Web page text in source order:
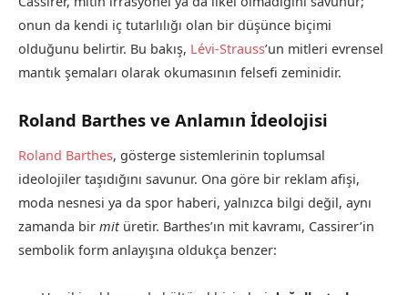
onun da kendi iç tutarlılığı olan bir düşünce biçimi
olduğunu belirtir. Bu bakış, Lévi-Strauss’un mitleri evrensel
mantık şemaları olarak okumasının felsefi zeminidir.
Roland Barthes ve Anlamın İdeolojisi
Roland Barthes, gösterge sistemlerinin toplumsal
ideolojiler taşıdığını savunur. Ona göre bir reklam afişi,
moda nesnesi ya da spor haberi, yalnızca bilgi değil, aynı
zamanda bir mitüretir. Barthes’ın mit kavramı, Cassirer’in
sembolik form anlayışına oldukça benzer: